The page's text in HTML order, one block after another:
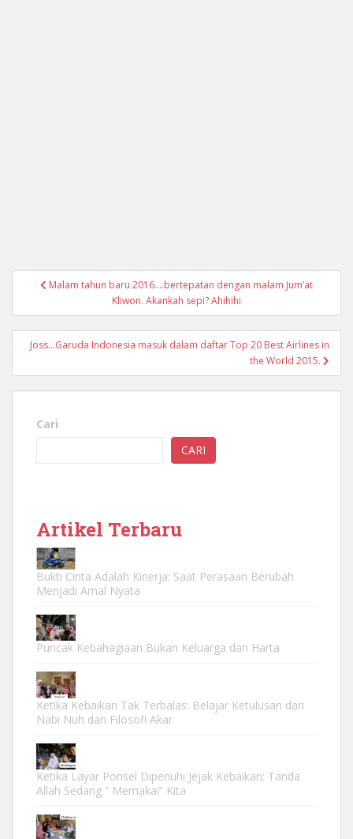
Navigasi
Malam tahun baru 2016….bertepatan dengan malam Jum’at
Kliwon. Akankah sepi? Ahihihi
Joss…Garuda Indonesia masuk dalam daftar Top 20 Best Airlines in
the World 2015.
Cari
CARI
Artikel Terbaru
Bukti Cinta Adalah Kinerja: Saat Perasaan Berubah
Menjadi Amal Nyata
Puncak Kebahagiaan Bukan Keluarga dan Harta
Ketika Kebaikan Tak Terbalas: Belajar Ketulusan dari
Nabi Nuh dan Filosofi Akar
Ketika Layar Ponsel Dipenuhi Jejak Kebaikan: Tanda
Allah Sedang “ Memakai” Kita